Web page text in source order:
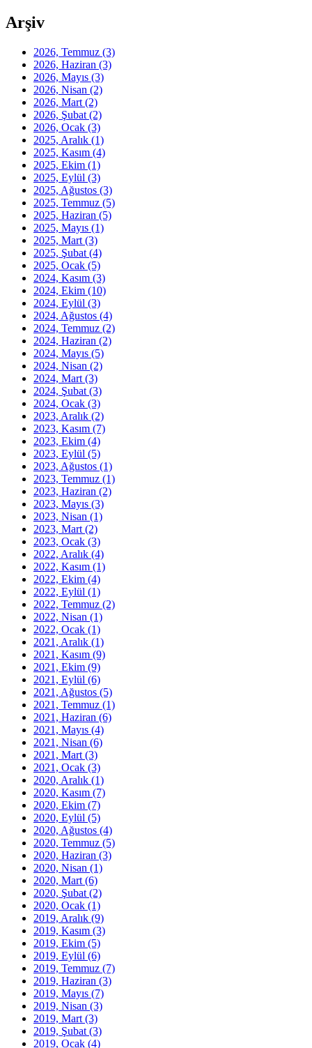
Arşiv
2026, Temmuz (3)
2026, Haziran (3)
2026, Mayıs (3)
2026, Nisan (2)
2026, Mart (2)
2026, Şubat (2)
2026, Ocak (3)
2025, Aralık (1)
2025, Kasım (4)
2025, Ekim (1)
2025, Eylül (3)
2025, Ağustos (3)
2025, Temmuz (5)
2025, Haziran (5)
2025, Mayıs (1)
2025, Mart (3)
2025, Şubat (4)
2025, Ocak (5)
2024, Kasım (3)
2024, Ekim (10)
2024, Eylül (3)
2024, Ağustos (4)
2024, Temmuz (2)
2024, Haziran (2)
2024, Mayıs (5)
2024, Nisan (2)
2024, Mart (3)
2024, Şubat (3)
2024, Ocak (3)
2023, Aralık (2)
2023, Kasım (7)
2023, Ekim (4)
2023, Eylül (5)
2023, Ağustos (1)
2023, Temmuz (1)
2023, Haziran (2)
2023, Mayıs (3)
2023, Nisan (1)
2023, Mart (2)
2023, Ocak (3)
2022, Aralık (4)
2022, Kasım (1)
2022, Ekim (4)
2022, Eylül (1)
2022, Temmuz (2)
2022, Nisan (1)
2022, Ocak (1)
2021, Aralık (1)
2021, Kasım (9)
2021, Ekim (9)
2021, Eylül (6)
2021, Ağustos (5)
2021, Temmuz (1)
2021, Haziran (6)
2021, Mayıs (4)
2021, Nisan (6)
2021, Mart (3)
2021, Ocak (3)
2020, Aralık (1)
2020, Kasım (7)
2020, Ekim (7)
2020, Eylül (5)
2020, Ağustos (4)
2020, Temmuz (5)
2020, Haziran (3)
2020, Nisan (1)
2020, Mart (6)
2020, Şubat (2)
2020, Ocak (1)
2019, Aralık (9)
2019, Kasım (3)
2019, Ekim (5)
2019, Eylül (6)
2019, Temmuz (7)
2019, Haziran (3)
2019, Mayıs (7)
2019, Nisan (3)
2019, Mart (3)
2019, Şubat (3)
2019, Ocak (4)